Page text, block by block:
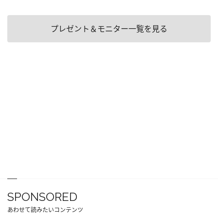
プレゼント＆モニター一覧を見る
SPONSORED
あわせて読みたいコンテンツ